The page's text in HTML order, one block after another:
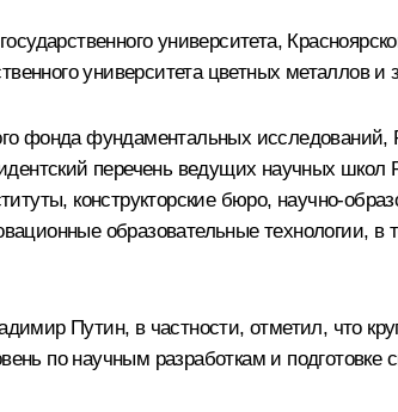
университета,
университета цветных металлов и
фонда фундаментальных исследований,
перечень ведущих научных школ
конструкторские бюро, научно-
образовательные технологии, в
Путин, в частности, отметил, что
по научным разработкам и подготовке